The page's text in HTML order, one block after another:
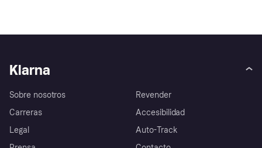
Klarna
Sobre nosotros
Carreras
Legal
Revender
Accesibilidad
Auto-Track